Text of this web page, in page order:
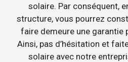
solaire. Par conséquent,
structure, vous pourrez
faire demeure une garantie
Ainsi, pas d’hésitation et
solaire avec notre